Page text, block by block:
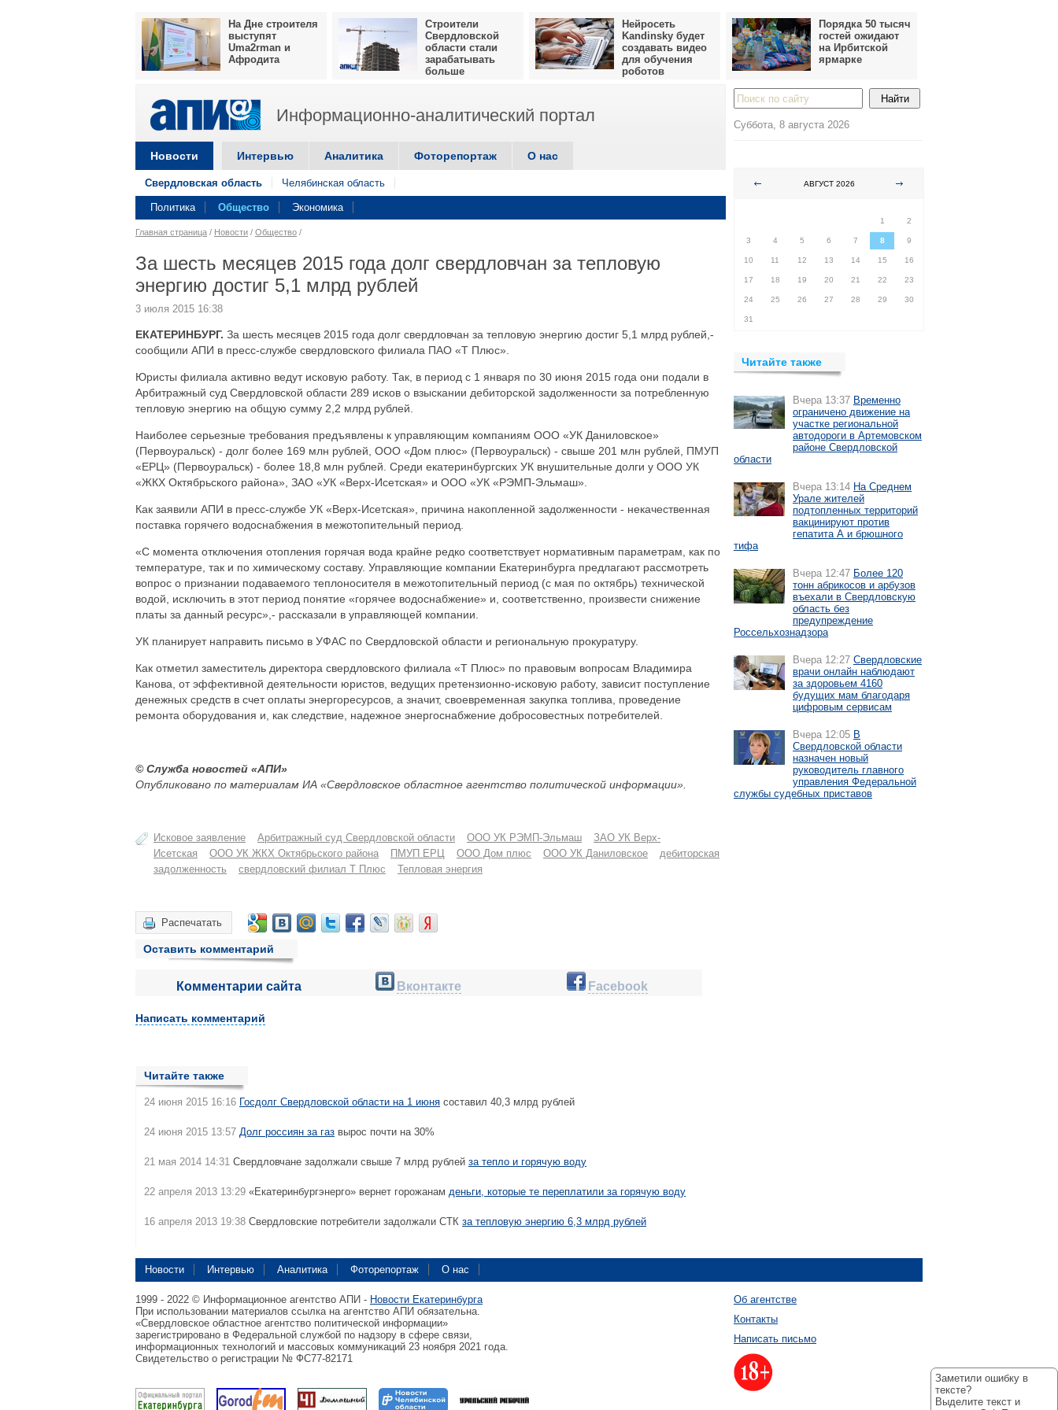
На Дне строителя
выступят
Uma2rman и
Афродита
Строители
Свердловской
области стали
зарабатывать
больше
Нейросеть
Kandinsky будет
создавать видео
для обучения
роботов
Порядка 50 тысяч
гостей ожидают
на Ирбитской
ярмарке
Информационно-аналитический портал
Новости Интервью Аналитика Фоторепортаж О нас
Свердловская область Челябинская область
Политика Общество Экономика
Главная страница / Новости / Общество /
За шесть месяцев 2015 года долг свердловчан за тепловую
энергию достиг 5,1 млрд рублей
3 июля 2015 16:38
ЕКАТЕРИНБУРГ. За шесть месяцев 2015 года долг свердловчан за тепловую энергию достиг 5,1 млрд рублей,-
сообщили АПИ в пресс-службе свердловского филиала ПАО «Т Плюс».
Юристы филиала активно ведут исковую работу. Так, в период с 1 января по 30 июня 2015 года они подали в
Арбитражный суд Свердловской области 289 исков о взыскании дебиторской задолженности за потребленную
тепловую энергию на общую сумму 2,2 млрд рублей.
Наиболее серьезные требования предъявлены к управляющим компаниям ООО «УК Даниловское»
(Первоуральск) - долг более 169 млн рублей, ООО «Дом плюс» (Первоуральск) - свыше 201 млн рублей, ПМУП
«ЕРЦ» (Первоуральск) - более 18,8 млн рублей. Среди екатеринбургских УК внушительные долги у ООО УК
«ЖКХ Октябрьского района», ЗАО «УК «Верх-Исетская» и ООО «УК «РЭМП-Эльмаш».
Как заявили АПИ в пресс-службе УК «Верх-Исетская», причина накопленной задолженности - некачественная
поставка горячего водоснабжения в межотопительный период.
«С момента отключения отопления горячая вода крайне редко соответствует нормативным параметрам, как по
температуре, так и по химическому составу. Управляющие компании Екатеринбурга предлагают рассмотреть
вопрос о признании подаваемого теплоносителя в межотопительный период (с мая по октябрь) технической
водой, исключить в этот период понятие «горячее водоснабжение» и, соответственно, произвести снижение
платы за данный ресурс»,- рассказали в управляющей компании.
УК планирует направить письмо в УФАС по Свердловской области и региональную прокуратуру.
Как отметил заместитель директора свердловского филиала «Т Плюс» по правовым вопросам Владимира
Канова, от эффективной деятельности юристов, ведущих претензионно-исковую работу, зависит поступление
денежных средств в счет оплаты энергоресурсов, а значит, своевременная закупка топлива, проведение
ремонта оборудования и, как следствие, надежное энергоснабжение добросовестных потребителей.
© Служба новостей «АПИ»
Опубликовано по материалам ИА «Свердловское областное агентство политической информации».
Исковое заявление Арбитражный суд Свердловской области ООО УК РЭМП-Эльмаш
ЗАО УК Верх-
Исетская
ООО УК ЖКХ Октябрьского района ПМУП ЕРЦ ООО Дом плюс ООО УК Даниловское
дебиторская
задолженность
свердловский филиал Т Плюс Тепловая энергия
Распечатать
Оставить комментарий
Комментарии сайта Вконтакте Facebook
Написать комментарий
Читайте также
24 июня 2015 16:16 Госдолг Свердловской области на 1 июня составил 40,3 млрд рублей
24 июня 2015 13:57 Долг россиян за газ вырос почти на 30%
21 мая 2014 14:31 Свердловчане задолжали свыше 7 млрд рублей за тепло и горячую воду
22 апреля 2013 13:29 «Екатеринбургэнерго» вернет горожанам деньги, которые те переплатили за горячую воду
16 апреля 2013 19:38 Свердловские потребители задолжали СТК за тепловую энергию 6,3 млрд рублей
Суббота, 8 августа 2026
АВГУСТ 2026
1
2
3 4 5 6 7 8 9
10 11 12 13 14 15 16
17 18 19 20 21 22 23
24 25 26 27 28 29 30
31
Читайте также
Вчера 13:37 Временно
ограничено движение на
участке региональной
автодороги в Артемовском
районе Свердловской
области
Вчера 13:14 На Среднем
Урале жителей
подтопленных территорий
вакцинируют против
гепатита А и брюшного
тифа
Вчера 12:47 Более 120
тонн абрикосов и арбузов
въехали в Свердловскую
область без
предупреждение
Россельхознадзора
Вчера 12:27 Свердловские
врачи онлайн наблюдают
за здоровьем 4160
будущих мам благодаря
цифровым сервисам
Вчера 12:05 В
Свердловской области
назначен новый
руководитель главного
управления Федеральной
службы судебных приставов
Новости Интервью Аналитика Фоторепортаж О нас
1999 - 2022 © Информационное агентство АПИ - Новости Екатеринбурга
При использовании материалов ссылка на агентство АПИ обязательна.
«Свердловское областное агентство политической информации»
зарегистрировано в Федеральной службой по надзору в сфере связи,
информационных технологий и массовых коммуникаций 23 ноября 2021 года.
Свидетельство о регистрации № ФС77-82171
Об агентстве
Контакты
Написать письмо
Заметили ошибку в
тексте?
Выделите текст и